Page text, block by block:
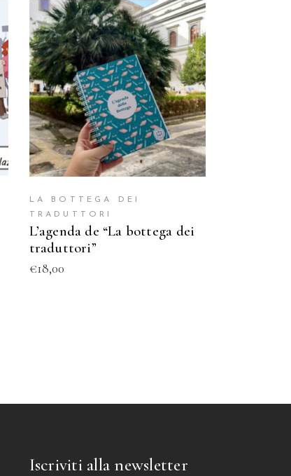
AGGIUNGI AL CARRELLO
LA BOTTEGA DEI
TRADUTTORI
L’agenda de “La bottega dei
traduttori”
€18,00
Iscriviti alla newsletter